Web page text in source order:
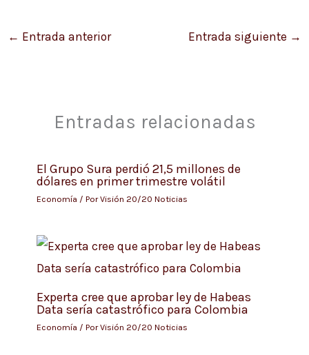
← Entrada anterior Entrada siguiente →
Entradas relacionadas
El Grupo Sura perdió 21,5 millones de
dólares en primer trimestre volátil
Economía / PorVisión 20/20 Noticias
Experta cree que aprobar ley de Habeas
Data sería catastrófico para Colombia
Economía / PorVisión 20/20 Noticias